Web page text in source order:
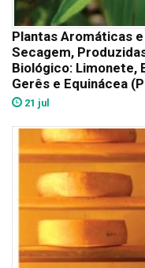
Plantas Aromáticas
Secagem,
Biológico: Limonete,
Gerês e Equinácea
21 jul